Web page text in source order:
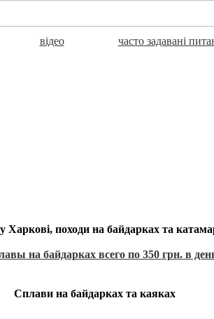
відео часто задавані
Харкові, походи на байдарках та
Сплави на байдарках та каяках